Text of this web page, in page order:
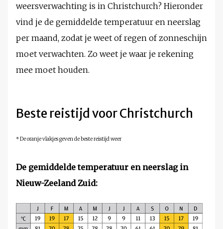
weersverwachting is in Christchurch? Hieronder
vind je de gemiddelde temperatuur en neerslag
per maand, zodat je weet of regen of zonneschijn
moet verwachten. Zo weet je waar je rekening
mee moet houden.
Beste reistijd voor Christchurch
* De oranje vlakjes geven de beste reistijd weer
De gemiddelde temperatuur en neerslag in
Nieuw-Zeeland Zuid: